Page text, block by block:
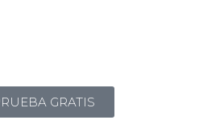
GRATIS